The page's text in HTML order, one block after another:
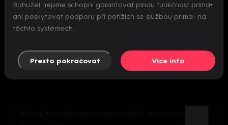
Nepodařilo se inicializovat přehrávač
Bohužel nejsme schopni garantovat plnou funkčnost prima+
ani poskytovat podporu při potížích se službou prima+ na
těchto systémech.
Přesto pokračovat Více info